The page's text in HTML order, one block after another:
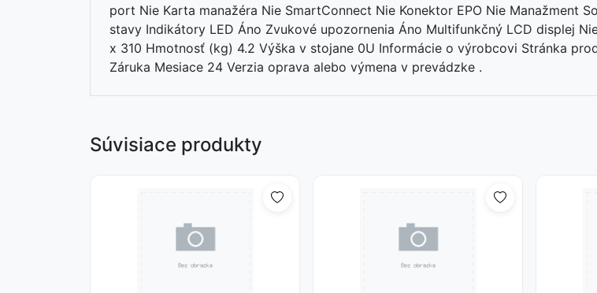
port Nie Karta manažéra Nie SmartConnect Nie Konektor EPO Nie Manažment
stavy Indikátory LED Áno Zvukové upozornenia Áno Multifunkčný LCD displej
x 310 Hmotnosť (kg) 4.2 Výška v stojane 0U Informácie o výrobcovi Stránka
Záruka Mesiace 24 Verzia oprava alebo výmena v prevádzke .
Súvisiace produkty